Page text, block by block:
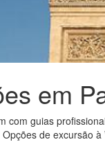
em
com guias
de excursão